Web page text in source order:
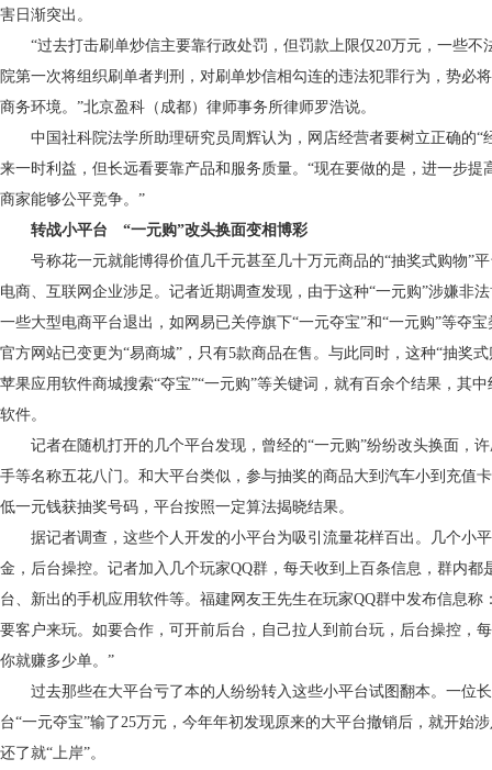
害日渐突出。
“过去打击刷单炒信主要靠行政处罚，但罚款上限仅20万元，一些不
院第一次将组织刷单者判刑，对刷单炒信相勾连的违法犯罪行为，势必
商务环境。”北京盈科（成都）律师事务所律师罗浩说。
中国社科院法学所助理研究员周辉认为，网店经营者要树立正确的“
来一时利益，但长远看要靠产品和服务质量。“现在要做的是，进一步提
商家能够公平竞争。”
转战小平台 “一元购”改头换面变相博彩
号称花一元就能博得价值几千元甚至几十万元商品的“抽奖式购物”平
电商、互联网企业涉足。记者近期调查发现，由于这种“一元购”涉嫌非
一些大型电商平台退出，如网易已关停旗下“一元夺宝”和“一元购”等夺
官方网站已变更为“易商城”，只有5款商品在售。与此同时，这种“抽奖
苹果应用软件商城搜索“夺宝”“一元购”等关键词，就有百余个结果，其
软件。
记者在随机打开的几个平台发现，曾经的“一元购”纷纷改头换面，许
手等名称五花八门。和大平台类似，参与抽奖的商品大到汽车小到充值
低一元钱获抽奖号码，平台按照一定算法揭晓结果。
据记者调查，这些个人开发的小平台为吸引流量花样百出。几个小
金，后台操控。记者加入几个玩家QQ群，每天收到上百条信息，群内都
台、新出的手机应用软件等。福建网友王先生在玩家QQ群中发布信息称
要客户来玩。如要合作，可开前后台，自己拉人到前台玩，后台操控，
你就赚多少单。”
过去那些在大平台亏了本的人纷纷转入这些小平台试图翻本。一位
台“一元夺宝”输了25万元，今年年初发现原来的大平台撤销后，就开始
还了就“上岸”。